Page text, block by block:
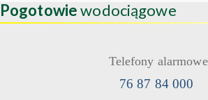
Pogotowiewodociągowe
Telefony alarmowe
76 87 84 000